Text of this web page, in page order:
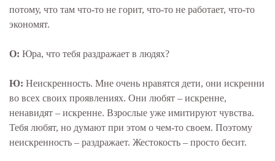
потому, что там что-то не горит, что-то не работает, что-то
экономят.
О: Юра, что тебя раздражает в людях?
Ю: Неискренность. Мне очень нравятся дети, они искренни
во всех своих проявлениях. Они любят – искренне,
ненавидят – искренне. Взрослые уже имитируют чувства.
Тебя любят, но думают при этом о чем-то своем. Поэтому
неискренность – раздражает. Жестокость – просто бесит.